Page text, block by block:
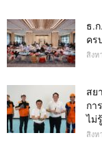
ธ.
คร
สิงห
สย
กา
ไม่
สิงห